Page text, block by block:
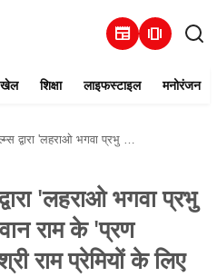
newspaper amp_stories
खेल शिक्षा लाइफस्टाइल मनोरंजन
आए हैं' : भगवान राम के 'प्रण प्रतिष्ठा' समारोह पर श्री राम प्रेमियों के लिए एक विशेष भेट!
'लहराओ भगवा प्रभु
राम के 'प्रण
राम प्रेमियों के लिए